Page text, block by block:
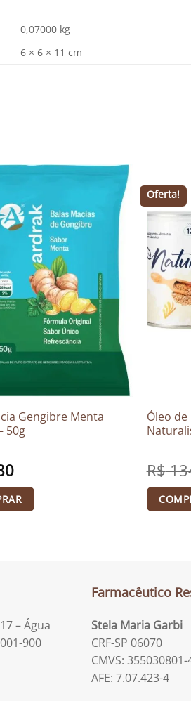
0,07000 kg
6 × 6 × 11 cm
Gengibre Menta
50g
Oferta!
Óleo
R$
– Água
900
Farmacêutico
Stela Maria Garbi
CRF-SP 06070
CMVS:
AFE: 7.07.423-4